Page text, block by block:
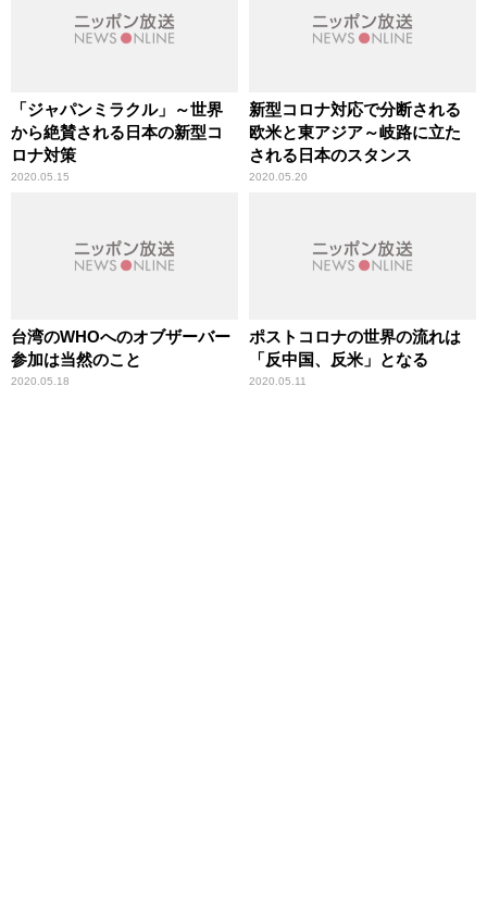
「ジャパンミラクル」～世界
から絶賛される日本の新型コ
ロナ対策
2020.05.15
新型コロナ対応で分断される
欧米と東アジア～岐路に立た
される日本のスタンス
2020.05.20
台湾のWHOへのオブザーバー
参加は当然のこと
2020.05.18
ポストコロナの世界の流れは
「反中国、反米」となる
2020.05.11